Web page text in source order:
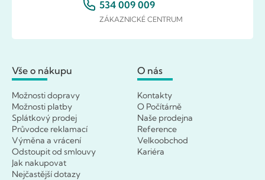
534 009 009
ZÁKAZNICKÉ CENTRUM
Vše o nákupu
Možnosti dopravy
Možnosti platby
Splátkový prodej
Průvodce reklamací
Výměna a vrácení
Odstoupit od smlouvy
Jak nakupovat
Nejčastější dotazy
O nás
Kontakty
O Počítárně
Naše prodejna
Reference
Velkoobchod
Kariéra